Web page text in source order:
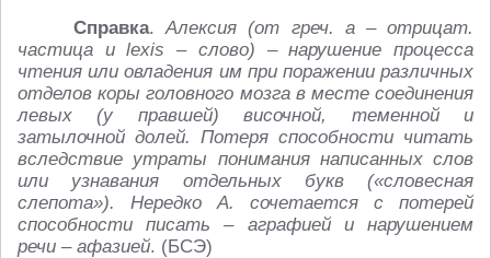
Справка.Алексия (от греч. а – отрицат.
частица и lexis – слово) – нарушение процесса
чтения или овладения им при поражении различных
отделов коры головного мозга в месте соединения
левых (у правшей) височной, теменной и
затылочной долей. Потеря способности читать
вследствие утраты понимания написанных слов
или узнавания отдельных букв («словесная
слепота»). Нередко А. сочетается с потерей
способности писать – аграфией и нарушением
речи – афазией. (БСЭ)